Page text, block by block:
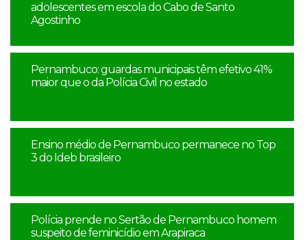
adolescentes em escola do Cabo de Santo
Agostinho
Pernambuco: guardas municipais têm efetivo 41%
maior que o da Polícia Civil no estado
Ensino médio de Pernambuco permanece no Top
3 do Ideb brasileiro
Polícia prende no Sertão de Pernambuco homem
suspeito de feminicídio em Arapiraca